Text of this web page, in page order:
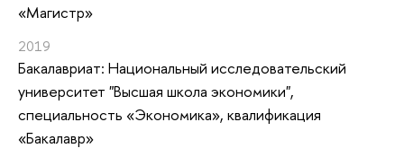
«Магистр»
2019
Бакалавриат: Национальный исследовательский
университет "Высшая школа экономики",
специальность «Экономика», квалификация
«Бакалавр»